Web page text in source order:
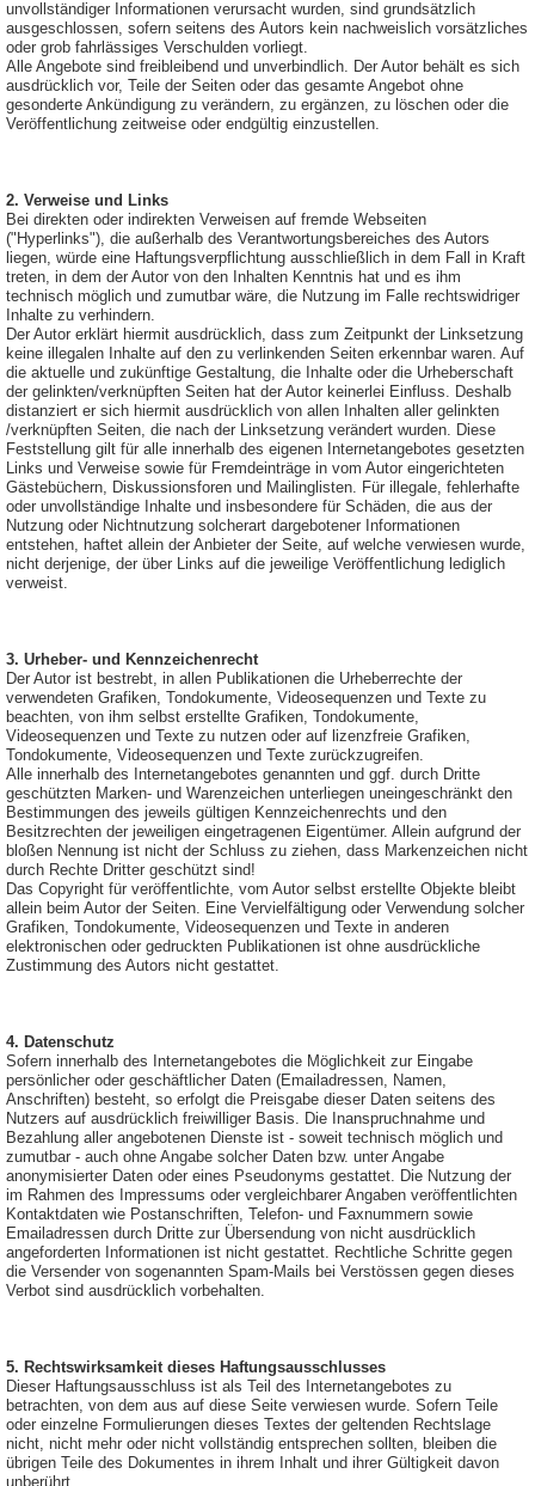
unvollständiger Informationen verursacht wurden, sind grundsätzlich
ausgeschlossen, sofern seitens des Autors kein nachweislich vorsätzliches
oder grob fahrlässiges Verschulden vorliegt.
Alle Angebote sind freibleibend und unverbindlich. Der Autor behält es sich
ausdrücklich vor, Teile der Seiten oder das gesamte Angebot ohne
gesonderte Ankündigung zu verändern, zu ergänzen, zu löschen oder die
Veröffentlichung zeitweise oder endgültig einzustellen.
2. Verweise und Links
Bei direkten oder indirekten Verweisen auf fremde Webseiten
("Hyperlinks"), die außerhalb des Verantwortungsbereiches des Autors
liegen, würde eine Haftungsverpflichtung ausschließlich in dem Fall in Kraft
treten, in dem der Autor von den Inhalten Kenntnis hat und es ihm
technisch möglich und zumutbar wäre, die Nutzung im Falle rechtswidriger
Inhalte zu verhindern.
Der Autor erklärt hiermit ausdrücklich, dass zum Zeitpunkt der Linksetzung
keine illegalen Inhalte auf den zu verlinkenden Seiten erkennbar waren. Auf
die aktuelle und zukünftige Gestaltung, die Inhalte oder die Urheberschaft
der gelinkten/verknüpften Seiten hat der Autor keinerlei Einfluss. Deshalb
distanziert er sich hiermit ausdrücklich von allen Inhalten aller gelinkten
/verknüpften Seiten, die nach der Linksetzung verändert wurden. Diese
Feststellung gilt für alle innerhalb des eigenen Internetangebotes gesetzten
Links und Verweise sowie für Fremdeinträge in vom Autor eingerichteten
Gästebüchern, Diskussionsforen und Mailinglisten. Für illegale, fehlerhafte
oder unvollständige Inhalte und insbesondere für Schäden, die aus der
Nutzung oder Nichtnutzung solcherart dargebotener Informationen
entstehen, haftet allein der Anbieter der Seite, auf welche verwiesen wurde,
nicht derjenige, der über Links auf die jeweilige Veröffentlichung lediglich
verweist.
3. Urheber- und Kennzeichenrecht
Der Autor ist bestrebt, in allen Publikationen die Urheberrechte der
verwendeten Grafiken, Tondokumente, Videosequenzen und Texte zu
beachten, von ihm selbst erstellte Grafiken, Tondokumente,
Videosequenzen und Texte zu nutzen oder auf lizenzfreie Grafiken,
Tondokumente, Videosequenzen und Texte zurückzugreifen.
Alle innerhalb des Internetangebotes genannten und ggf. durch Dritte
geschützten Marken- und Warenzeichen unterliegen uneingeschränkt den
Bestimmungen des jeweils gültigen Kennzeichenrechts und den
Besitzrechten der jeweiligen eingetragenen Eigentümer. Allein aufgrund der
bloßen Nennung ist nicht der Schluss zu ziehen, dass Markenzeichen nicht
durch Rechte Dritter geschützt sind!
Das Copyright für veröffentlichte, vom Autor selbst erstellte Objekte bleibt
allein beim Autor der Seiten. Eine Vervielfältigung oder Verwendung solcher
Grafiken, Tondokumente, Videosequenzen und Texte in anderen
elektronischen oder gedruckten Publikationen ist ohne ausdrückliche
Zustimmung des Autors nicht gestattet.
4. Datenschutz
Sofern innerhalb des Internetangebotes die Möglichkeit zur Eingabe
persönlicher oder geschäftlicher Daten (Emailadressen, Namen,
Anschriften) besteht, so erfolgt die Preisgabe dieser Daten seitens des
Nutzers auf ausdrücklich freiwilliger Basis. Die Inanspruchnahme und
Bezahlung aller angebotenen Dienste ist - soweit technisch möglich und
zumutbar - auch ohne Angabe solcher Daten bzw. unter Angabe
anonymisierter Daten oder eines Pseudonyms gestattet. Die Nutzung der
im Rahmen des Impressums oder vergleichbarer Angaben veröffentlichten
Kontaktdaten wie Postanschriften, Telefon- und Faxnummern sowie
Emailadressen durch Dritte zur Übersendung von nicht ausdrücklich
angeforderten Informationen ist nicht gestattet. Rechtliche Schritte gegen
die Versender von sogenannten Spam-Mails bei Verstössen gegen dieses
Verbot sind ausdrücklich vorbehalten.
5. Rechtswirksamkeit dieses Haftungsausschlusses
Dieser Haftungsausschluss ist als Teil des Internetangebotes zu
betrachten, von dem aus auf diese Seite verwiesen wurde. Sofern Teile
oder einzelne Formulierungen dieses Textes der geltenden Rechtslage
nicht, nicht mehr oder nicht vollständig entsprechen sollten, bleiben die
übrigen Teile des Dokumentes in ihrem Inhalt und ihrer Gültigkeit davon
unberührt.